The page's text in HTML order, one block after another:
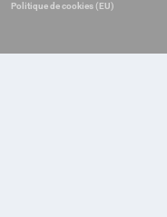
Politique de cookies (EU)